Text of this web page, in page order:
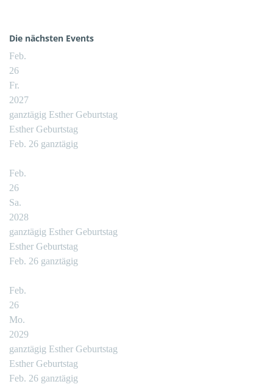
Die nächsten Events
Feb.
26
Fr.
2027
ganztägig Esther Geburtstag
Esther Geburtstag
Feb. 26 ganztägig
Feb.
26
Sa.
2028
ganztägig Esther Geburtstag
Esther Geburtstag
Feb. 26 ganztägig
Feb.
26
Mo.
2029
ganztägig Esther Geburtstag
Esther Geburtstag
Feb. 26 ganztägig